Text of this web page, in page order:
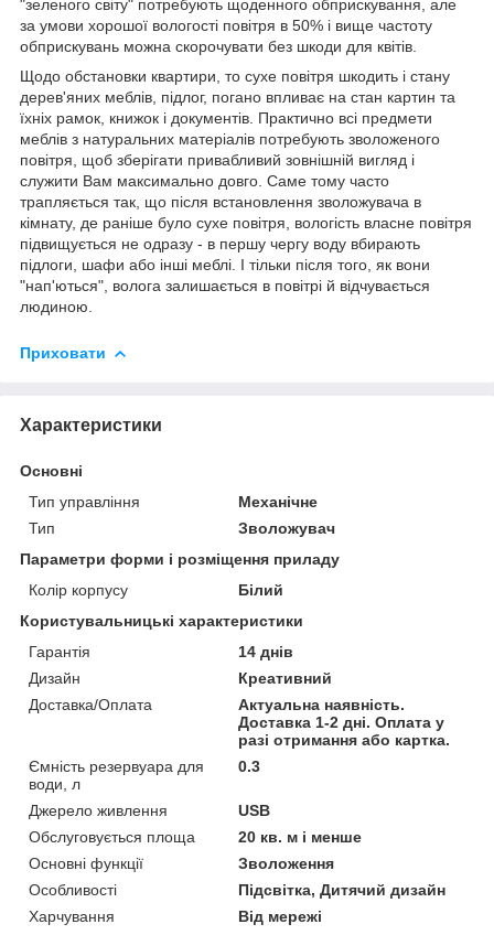
"зеленого світу" потребують щоденного обприскування, але
за умови хорошої вологості повітря в 50% і вище частоту
обприскувань можна скорочувати без шкоди для квітів.
Щодо обстановки квартири, то сухе повітря шкодить і стану
дерев'яних меблів, підлог, погано впливає на стан картин та
їхніх рамок, книжок і документів. Практично всі предмети
меблів з натуральних матеріалів потребують зволоженого
повітря, щоб зберігати привабливий зовнішній вигляд і
служити Вам максимально довго. Саме тому часто
трапляється так, що після встановлення зволожувача в
кімнату, де раніше було сухе повітря, вологість власне повітря
підвищується не одразу - в першу чергу воду вбирають
підлоги, шафи або інші меблі. І тільки після того, як вони
"нап'ються", волога залишається в повітрі й відчувається
людиною.
Приховати
Характеристики
Основні
Тип управління
Механічне
Тип
Зволожувач
Параметри форми і розміщення приладу
Колір корпусу
Білий
Користувальницькі характеристики
Гарантія
14 днів
Дизайн
Креативний
Доставка/Оплата
Актуальна наявність.
Доставка 1-2 дні. Оплата у
разі отримання або картка.
Ємність резервуара для
води, л
0.3
Джерело живлення
USB
Обслуговується площа
20 кв. м і менше
Основні функції
Зволоження
Особливості
Підсвітка, Дитячий дизайн
Харчування
Від мережі